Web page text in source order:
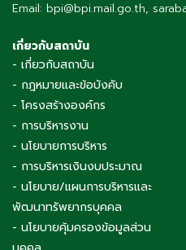
Email: bpi@bpi.mail.go.th,
เกี่ยวกับสถาบัน
- เกี่ยวกับสถาบัน
- กฎหมายและข้อบังคับ
- โครงสร้างองค์กร
- การบริหารงาน
- นโยบายการบริหาร
- การบริหารเงินงบประมาณ
- นโยบาย/แผนการบริหารและ
พัฒนาทรัพยากรบุคคล
- นโยบายคุ้มครองข้อมูลส่วน